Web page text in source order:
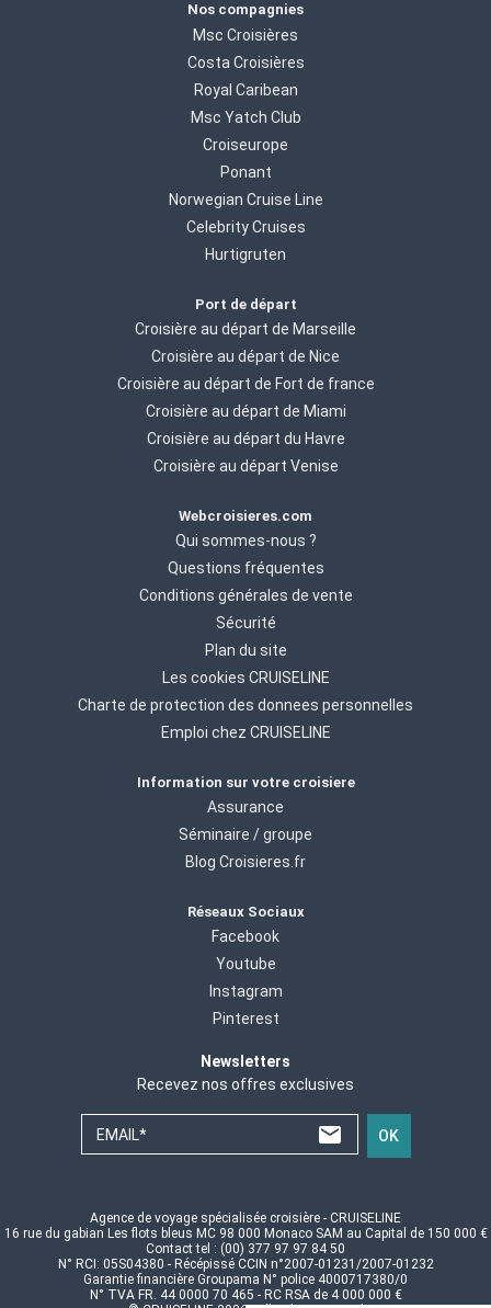
Nos compagnies
Msc Croisières
Costa Croisières
Royal Caribean
Msc Yatch Club
Croiseurope
Ponant
Norwegian Cruise Line
Celebrity Cruises
Hurtigruten
Port de départ
Croisière au départ de Marseille
Croisière au départ de Nice
Croisière au départ de Fort de france
Croisière au départ de Miami
Croisière au départ du Havre
Croisière au départ Venise
Webcroisieres.com
Qui sommes-nous ?
Questions fréquentes
Conditions générales de vente
Sécurité
Plan du site
Les cookies CRUISELINE
Charte de protection des donnees personnelles
Emploi chez CRUISELINE
Information sur votre croisiere
Assurance
Séminaire / groupe
Blog Croisieres.fr
Réseaux Sociaux
Facebook
Youtube
Instagram
Pinterest
Newsletters
Recevez nos offres exclusives
EMAIL* OK
Agence de voyage spécialisée croisière - CRUISELINE
16 rue du gabian Les flots bleus MC 98 000 Monaco SAM au Capital de 150 000 €
Contact tel : (00) 377 97 97 84 50
N° RCI: 05S04380 - Récépissé CCIN n°2007-01231/2007-01232
Garantie financière Groupama N° police 4000717380/0
N° TVA FR. 44 0000 70 465 - RC RSA de 4 000 000 €